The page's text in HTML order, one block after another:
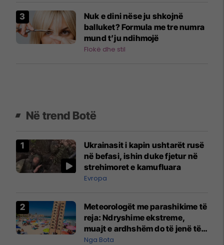
Nuk e dini nëse ju shkojnë
balluket? Formula me tre numra
mund t’ju ndihmojë
Flokë dhe stil
Në trend Botë
Ukrainasit i kapin ushtarët rusë
në befasi, ishin duke fjetur në
strehimoret e kamufluara
Evropa
Meteorologët me parashikime të
reja: Ndryshime ekstreme,
muajt e ardhshëm do të jenë të
pazakontë
Nga Bota